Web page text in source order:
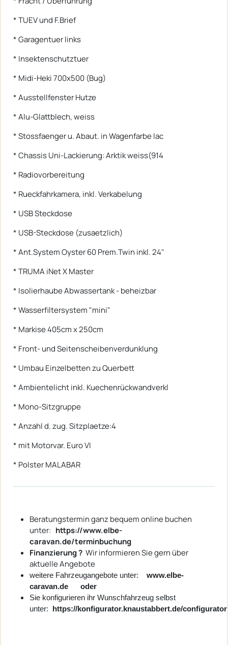
* TUEV und F.Brief
* Garagentuer links
* Insektenschutztuer
* Midi-Heki 700x500 (Bug)
* Ausstellfenster Hutze
* Alu-Glattblech, weiss
* Stossfaenger u. Abaut. in Wagenfarbe lac
* Chassis Uni-Lackierung: Arktik weiss(914
* Radiovorbereitung
* Rueckfahrkamera, inkl. Verkabelung
* USB Steckdose
* USB-Steckdose (zusaetzlich)
* Ant.System Oyster 60 Prem.Twin inkl. 24"
* TRUMA iNet X Master
* Isolierhaube Abwassertank - beheizbar
* Wasserfiltersystem "mini"
* Markise 405cm x 250cm
* Front- und Seitenscheibenverdunklung
* Umbau Einzelbetten zu Querbett
* Ambientelicht inkl. Kuechenrückwandverkl
* Mono-Sitzgruppe
* Anzahl d. zug. Sitzplaetze:4
* mit Motorvar. Euro VI
* Polster MALABAR
Beratungstermin ganz bequem online buchen
unter: https://www.elbe-
caravan.de/terminbuchung
Finanzierung ? Wir informieren Sie gern über
aktuelle Angebote
weitere Fahrzeugangebote unter: www.elbe-
caravan.de oder
Sie konfigurieren ihr Wunschfahrzeug selbst
unter: https://konfigurator.knaustabbert.de/